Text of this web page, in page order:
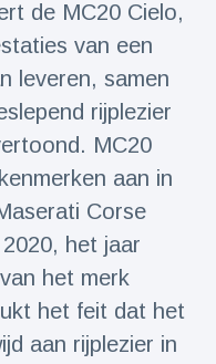
de MC20 Cielo,
van een
leveren, samen
rijplezier
MC20
aan in
Corse
het jaar
het merk
het feit dat het
aan rijplezier in